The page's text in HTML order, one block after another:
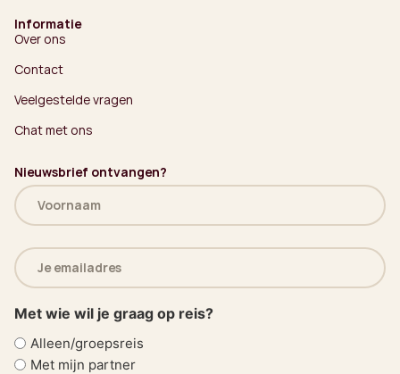
Informatie
Over ons
Contact
Veelgestelde vragen
Chat met ons
Nieuwsbrief ontvangen?
Naam
(Vereist)
E-
mailadres
(Vereist)
Met wie wil je graag op reis?
Alleen/groepsreis
Met mijn partner